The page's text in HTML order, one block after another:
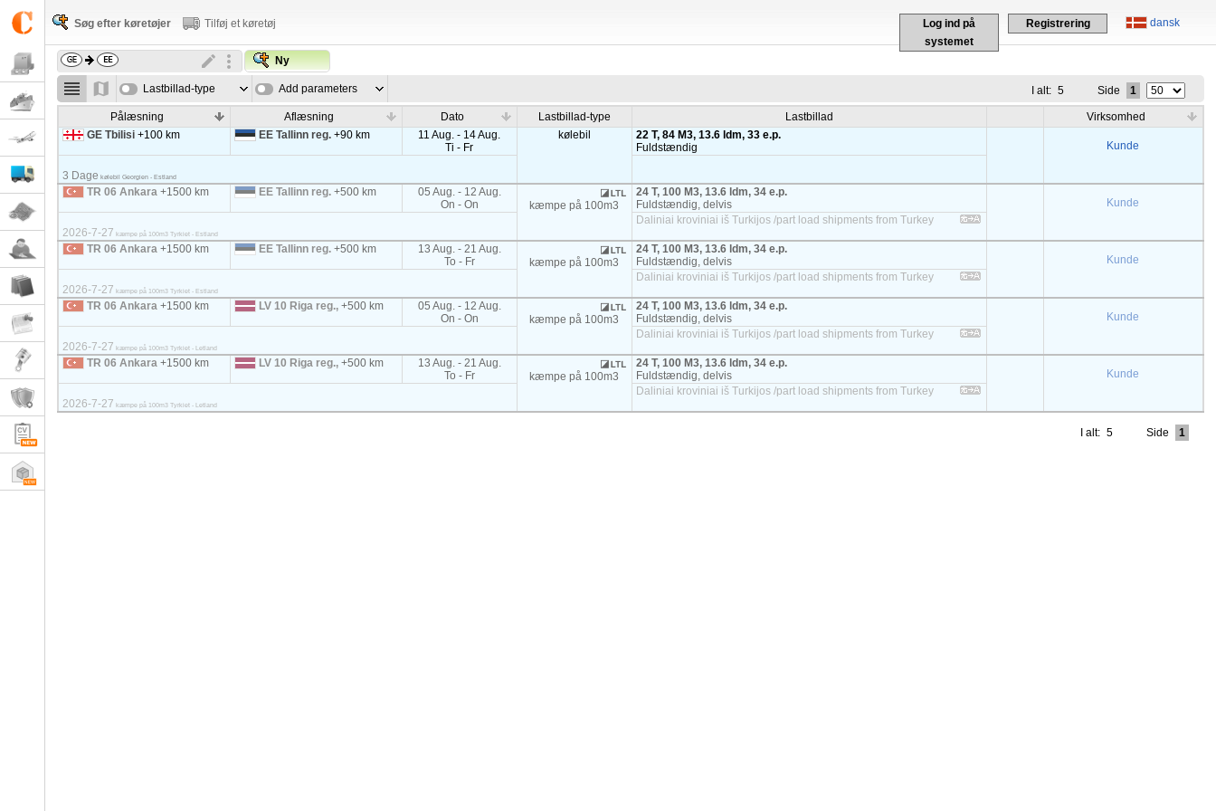
dansk
Log ind på
systemet
Registrering
Søg efter køretøjer Tilføj et køretøj
Ny
Lastbillad-type Add parameters I alt: 5 Side 1
Pålæsning Aflæsning Dato Lastbillad-type Lastbillad
Virksomhed
GE Tbilisi +100 km EE Tallinn reg. +90 km
11 Aug. - 14 Aug.
Ti - Fr
kølebil
22 T, 84 M3, 13.6 ldm, 33 e.p.
Fuldstændig
Kunde
3 Dage kølebil Georgien - Estland
TR 06 Ankara +1500 km EE Tallinn reg. +500 km
05 Aug. - 12 Aug.
On - On
kæmpe på 100m3
24 T, 100 M3, 13.6 ldm, 34 e.p.
Fuldstændig, delvis
Kunde
2026-7-27 kæmpe på 100m3 Tyrkiet - Estland
Daliniai kroviniai iš Turkijos /part load shipments from Turkey
TR 06 Ankara +1500 km EE Tallinn reg. +500 km
13 Aug. - 21 Aug.
To - Fr
kæmpe på 100m3
24 T, 100 M3, 13.6 ldm, 34 e.p.
Fuldstændig, delvis
Kunde
2026-7-27 kæmpe på 100m3 Tyrkiet - Estland
Daliniai kroviniai iš Turkijos /part load shipments from Turkey
TR 06 Ankara +1500 km LV 10 Riga reg., +500 km
05 Aug. - 12 Aug.
On - On
kæmpe på 100m3
24 T, 100 M3, 13.6 ldm, 34 e.p.
Fuldstændig, delvis
Kunde
2026-7-27 kæmpe på 100m3 Tyrkiet - Letland
Daliniai kroviniai iš Turkijos /part load shipments from Turkey
TR 06 Ankara +1500 km LV 10 Riga reg., +500 km
13 Aug. - 21 Aug.
To - Fr
kæmpe på 100m3
24 T, 100 M3, 13.6 ldm, 34 e.p.
Fuldstændig, delvis
Kunde
2026-7-27 kæmpe på 100m3 Tyrkiet - Letland
Daliniai kroviniai iš Turkijos /part load shipments from Turkey
I alt: 5 Side 1